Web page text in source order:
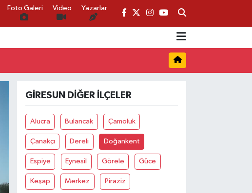
Foto Galeri Video Yazarlar
GIRESUN DIĞER İLÇELER
Alucra Bulancak Çamoluk
Çanakçı Dereli Doğankent
Espiye Eynesil Görele Güce
Keşap Merkez Piraziz